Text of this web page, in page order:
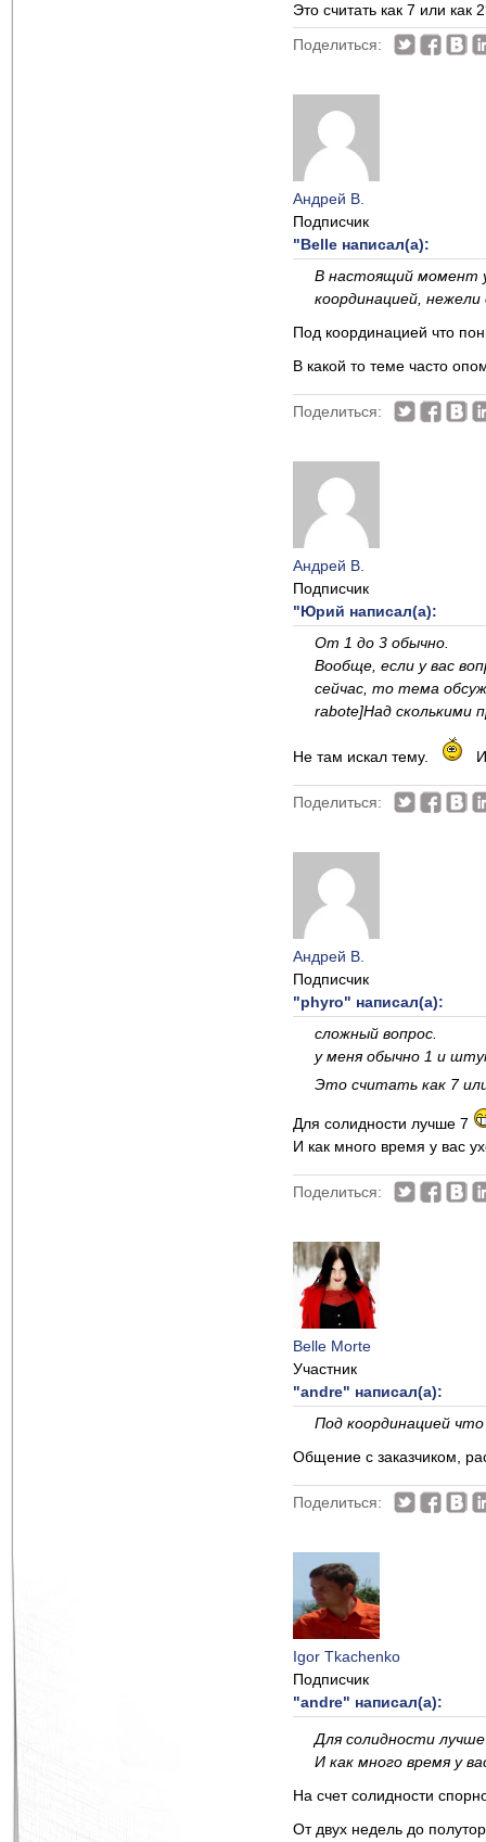
Это считать как 7 или как
Поделиться:
Андрей В.
Подписчик
"Belle написал(а):
В настоящий момент
координацией, нежели
Под координацией что
В какой то теме часто
Поделиться:
Андрей В.
Подписчик
"Юрий написал(а):
От 1 до 3 обычно.
Вообще, если у вас
сейчас, то тема
rabote]Над сколькими
Не там искал тему.
Поделиться:
Андрей В.
Подписчик
"phyro" написал(а):
сложный вопрос.
у меня обычно 1 и
Это считать как 7
Для солидности лучше 7
И как много время у вас
Поделиться:
Belle Morte
Участник
"andre" написал(а):
Под координацией
Общение с заказчиком,
Поделиться:
Igor Tkachenko
Подписчик
"andre" написал(а):
Для солидности
И как много время у
На счет солидности
От двух недель до